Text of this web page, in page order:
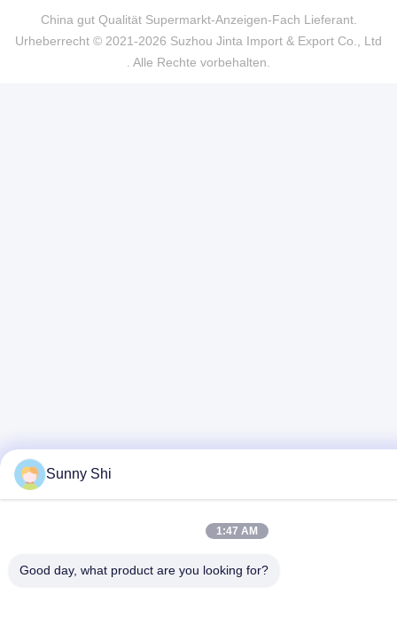
China gut Qualität Supermarkt-Anzeigen-Fach Lieferant.
Urheberrecht © 2021-2026 Suzhou Jinta Import & Export Co., Ltd
. Alle Rechte vorbehalten.
Sunny Shi
1:47 AM
Good day, what product are you looking for?